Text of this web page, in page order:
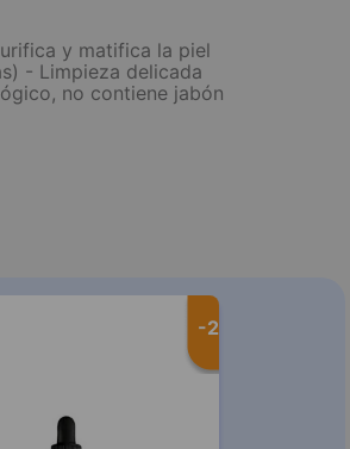
y matifica la piel
- Limpieza delicada
no contiene jabón
-20 %